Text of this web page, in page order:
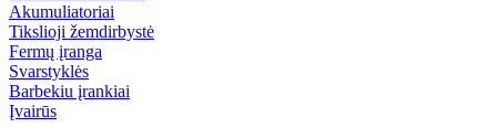
Akumuliatoriai
Tikslioji žemdirbystė
Fermų įranga
Svarstyklės
Barbekiu įrankiai
Įvairūs